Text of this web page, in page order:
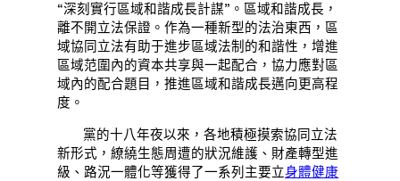
“深刻實行區域和諧成長計謀”。區域和諧成長，
離不開立法保證。作為一種新型的法治東西，區
域協同立法有助于進步區域法制的和諧性，增進
區域范圍內的資本共享與一起配合，協力應對區
域內的配合題目，推進區域和諧成長邁向更高程
度。
黨的十八年夜以來，各地積極摸索協同立法
新形式，繚繞生態周遭的狀況維護、財產轉型進
級、路況一體化等獲得了一系列主要立身體健康